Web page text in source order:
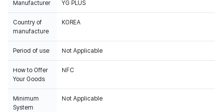
Manufacturer YG PLUS
Country of
manufacture
KOREA
Period of use Not Applicable
How to Offer
Your Goods
NFC
Minimum
System
Not Applicable